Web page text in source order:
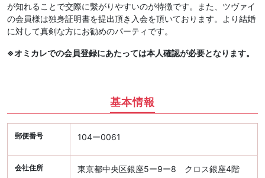
が知れることで交際に繫がりやすいのが特徴です。また、ツヴァイ
の会員様は独身証明書を提出頂き入会を頂いております。より結婚
に対して真剣な方にお勧めのパーティです。
※オミカレでの会員登録にあたっては本人確認が必要となります。
基本情報
郵便番号 104ー0061
会社住所 東京都中央区銀座5ー9ー8 クロス銀座4階